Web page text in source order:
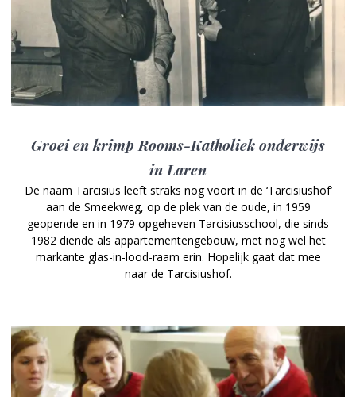
Groei en krimp Rooms-Katholiek onderwijs
in Laren
De naam Tarcisius leeft straks nog voort in de ‘Tarcisiushof’
aan de Smeekweg, op de plek van de oude, in 1959
geopende en in 1979 opgeheven Tarcisiusschool, die sinds
1982 diende als appartementengebouw, met nog wel het
markante glas-in-lood-raam erin. Hopelijk gaat dat mee
naar de Tarcisiushof.